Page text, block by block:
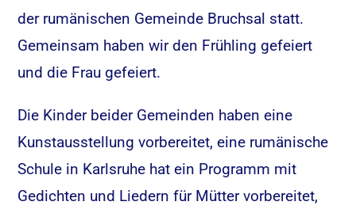
der rumänischen Gemeinde Bruchsal statt.
Gemeinsam haben wir den Frühling gefeiert
und die Frau gefeiert.
Die Kinder beider Gemeinden haben eine
Kunstausstellung vorbereitet, eine rumänische
Schule in Karlsruhe hat ein Programm mit
Gedichten und Liedern für Mütter vorbereitet,